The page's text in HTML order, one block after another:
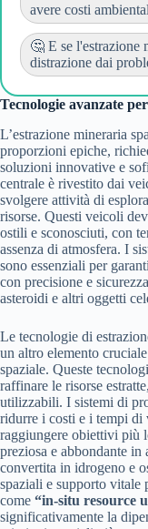
avere costi
🤔 E se l'estrazione
distrazione dai
Tecnologie avanzate
L’estrazione mineraria
proporzioni epiche,
soluzioni innovative e
centrale è rivestito dai
svolgere attività di
risorse. Questi veicoli
ostili e sconosciuti, con
assenza di atmosfera. I
sono essenziali per
con precisione e
asteroidi e altri oggetti
Le tecnologie di
un altro elemento
spaziale. Queste
raffinare le risorse
utilizzabili. I sistemi di
ridurre i costi e i tempi di
raggiungere obiettivi più
preziosa e abbondante in
convertita in idrogeno e
spaziali e supporto vitale
come “in-situ resource
significativamente la